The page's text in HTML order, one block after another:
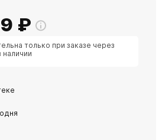
₽
только при заказе через
наличии